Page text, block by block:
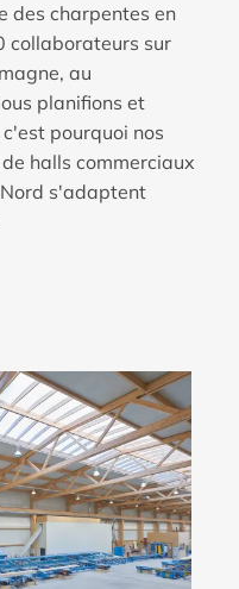
des charpentes en
collaborateurs sur
au
planifions et
pourquoi nos
halls commerciaux
s'adaptent